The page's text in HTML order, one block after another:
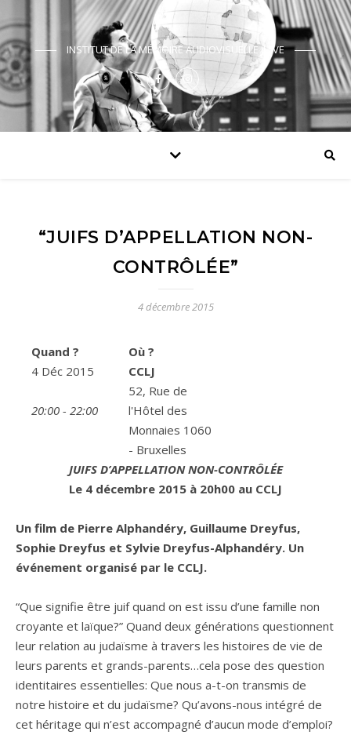
INSTITUT DE LA MÉMOIRE AUDIOVISUELLE JUIVE
“JUIFS D’APPELLATION NON-
CONTRÔLÉE”
4 décembre 2015
Quand ?
4 Déc 2015
20:00 - 22:00
Où ?
CCLJ
52, Rue de
l'Hôtel des
Monnaies 1060
- Bruxelles
JUIFS D’APPELLATION NON-CONTRÔLÉE
Le 4 décembre 2015 à 20h00 au CCLJ
Un film de Pierre Alphandéry, Guillaume Dreyfus,
Sophie Dreyfus et Sylvie Dreyfus-Alphandéry. Un
événement organisé par le CCLJ.
“Que signifie être juif quand on est issu d’une famille non
croyante et laïque?” Quand deux générations questionnent
leur relation au judaïsme à travers les histoires de vie de
leurs parents et grands-parents…cela pose des question
identitaires essentielles: Que nous a-t-on transmis de
notre histoire et du judaïsme? Qu’avons-nous intégré de
cet héritage qui n’est accompagné d’aucun mode d’emploi?